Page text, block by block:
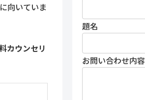
向いていま
カウンセリ
題名
お問い合わせ内容